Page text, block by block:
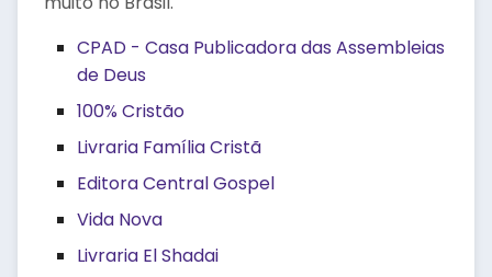
CPAD - Casa Publicadora das Assembleias
de Deus
100% Cristão
Livraria Família Cristã
Editora Central Gospel
Vida Nova
Livraria El Shadai